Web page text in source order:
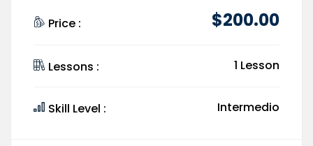
Price : $200.00
Lessons : 1 Lesson
Skill Level : Intermedio